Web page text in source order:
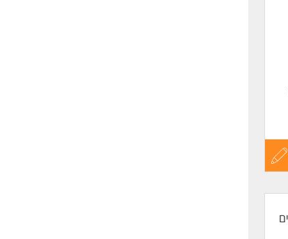
עדכון